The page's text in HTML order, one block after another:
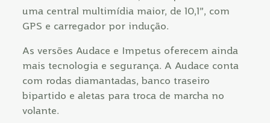
uma central multimídia maior, de 10,1”, com
GPS e carregador por indução.
As versões Audace e Impetus oferecem ainda
mais tecnologia e segurança. A Audace conta
com rodas diamantadas, banco traseiro
bipartido e aletas para troca de marcha no
volante.